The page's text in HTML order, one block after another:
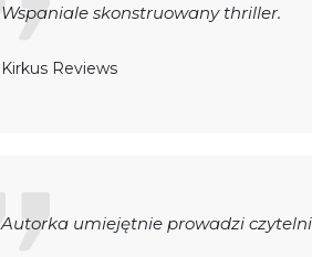
Wspaniale skonstruowany thriller.
Kirkus Reviews
Autorka umiejętnie prowadzi